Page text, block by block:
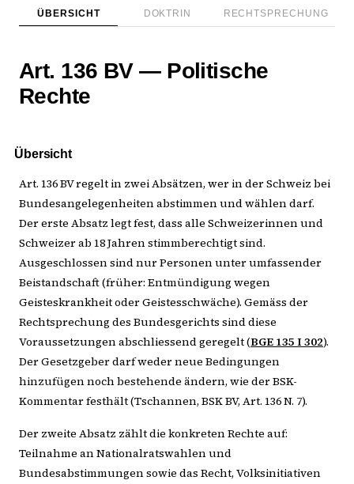
ÜBERSICHT DOKTRIN RECHTSPRECHUNG
Art. 136 BV — Politische
Rechte
Übersicht
Art. 136 BV regelt in zwei Absätzen, wer in der Schweiz bei
Bundesangelegenheiten abstimmen und wählen darf.
Der erste Absatz legt fest, dass alle Schweizerinnen und
Schweizer ab 18 Jahren stimmberechtigt sind.
Ausgeschlossen sind nur Personen unter umfassender
Beistandschaft (früher: Entmündigung wegen
Geisteskrankheit oder Geistesschwäche). Gemäss der
Rechtsprechung des Bundesgerichts sind diese
Voraussetzungen abschliessend geregelt (BGE 135 I 302).
Der Gesetzgeber darf weder neue Bedingungen
hinzufügen noch bestehende ändern, wie der BSK-
Kommentar festhält (Tschannen, BSK BV, Art. 136 N. 7).
Der zweite Absatz zählt die konkreten Rechte auf:
Teilnahme an Nationalratswahlen und
Bundesabstimmungen sowie das Recht, Volksinitiativen